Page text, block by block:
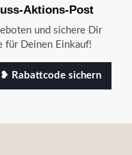
Aktions-Post
und sichere Dir
für Deinen Einkauf!
❥ Rabattcode sichern